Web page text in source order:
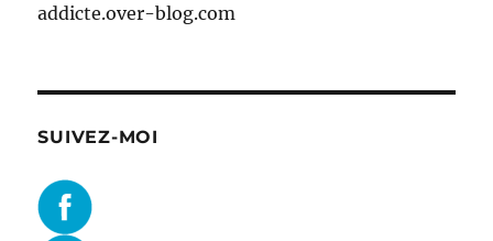
addicte.over-blog.com
SUIVEZ-MOI